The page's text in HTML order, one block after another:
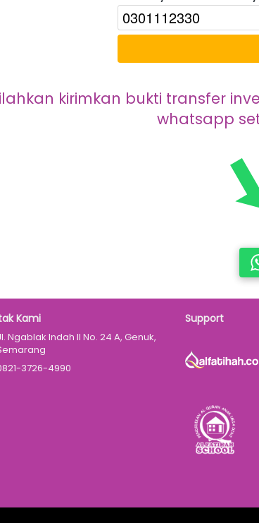
kirimkan bukti transfer
whatsapp
`
Kami
Ngablak Indah II No. 24 A, Genuk,
3726-4990
Support